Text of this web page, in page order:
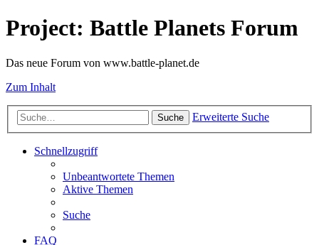
Project: Battle Planets Forum
Das neue Forum von www.battle-planet.de
Zum Inhalt
Suche Erweiterte Suche
Schnellzugriff
Unbeantwortete Themen
Aktive Themen
Suche
FAQ